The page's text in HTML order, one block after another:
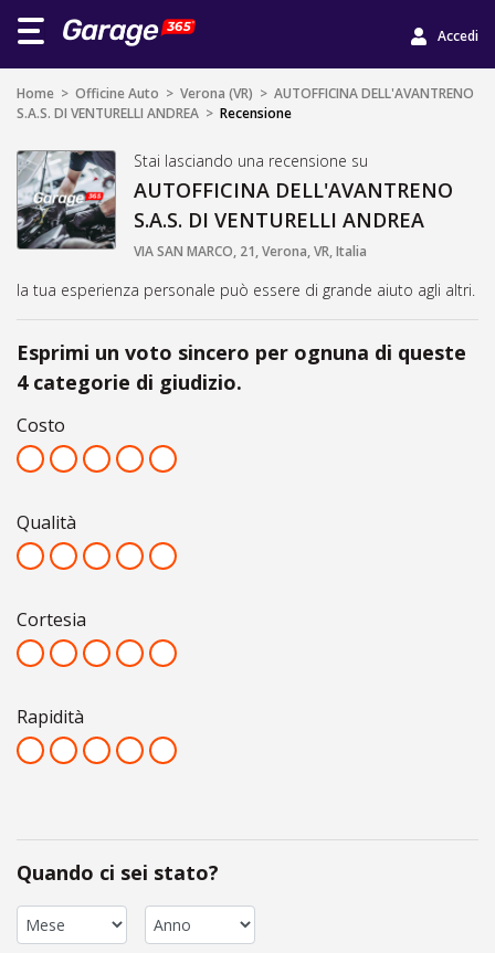
Accedi
Home > Officine Auto > Verona (VR) > AUTOFFICINA DELL'AVANTRENO
S.A.S. DI VENTURELLI ANDREA > Recensione
Stai lasciando una recensione su
AUTOFFICINA DELL'AVANTRENO
S.A.S. DI VENTURELLI ANDREA
VIA SAN MARCO, 21, Verona, VR, Italia
la tua esperienza personale può essere di grande aiuto agli altri.
Esprimi un voto sincero per ognuna di queste
4 categorie di giudizio.
Costo
Qualità
Cortesia
Rapidità
Quando ci sei stato?